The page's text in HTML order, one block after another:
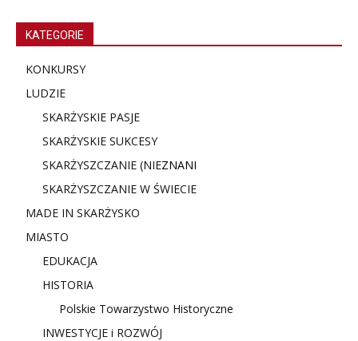
KATEGORIE
KONKURSY
LUDZIE
SKARŻYSKIE PASJE
SKARŻYSKIE SUKCESY
SKARŻYSZCZANIE (NIEZNANI
SKARŻYSZCZANIE W ŚWIECIE
MADE IN SKARŻYSKO
MIASTO
EDUKACJA
HISTORIA
Polskie Towarzystwo Historyczne
INWESTYCJE i ROZWÓJ